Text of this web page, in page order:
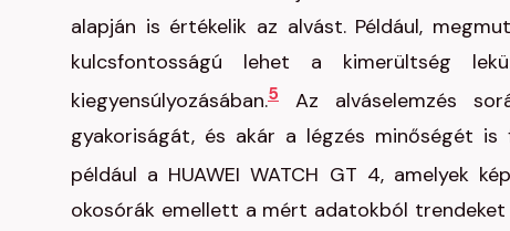
alapján is értékelik az alvást. Például,
kulcsfontosságú lehet a kimerültség
kiegyensúlyozásában.5
Az alváselemzés
gyakoriságát, és akár a légzés minőségét is
például a HUAWEI WATCH GT 4, amelyek
okosórák emellett a mért adatokból